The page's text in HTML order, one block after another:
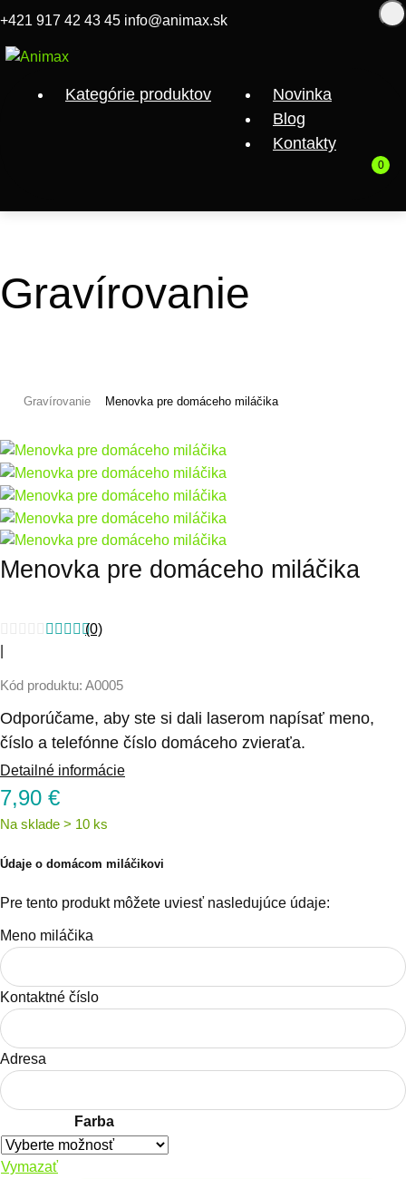
+421 917 42 43 45 info@animax.sk
Kategórie produktov
Novinka
Blog
Kontakty
0
Gravírovanie
Gravírovanie Menovka pre domáceho miláčika
+ Darček
Menovka pre domáceho miláčika
(0)
Kód produktu: A0005
Odporúčame, aby ste si dali laserom napísať meno,
číslo a telefónne číslo domáceho zvieraťa.
Detailné informácie
7,90 €
Na sklade > 10 ks
Údaje o domácom miláčikovi
Pre tento produkt môžete uviesť nasledujúce údaje:
Meno miláčika
Kontaktné číslo
Adresa
Farba
Vymazať